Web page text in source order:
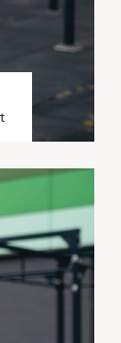
juiste
In zijn
om
maar